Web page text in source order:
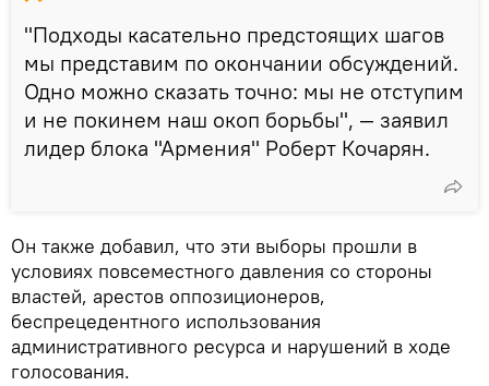
"Подходы касательно предстоящих шагов
мы представим по окончании обсуждений.
Одно можно сказать точно: мы не отступим
и не покинем наш окоп борьбы", — заявил
лидер блока "Армения" Роберт Кочарян.
Он также добавил, что эти выборы прошли в
условиях повсеместного давления со стороны
властей, арестов оппозиционеров,
беспрецедентного использования
административного ресурса и нарушений в ходе
голосования.